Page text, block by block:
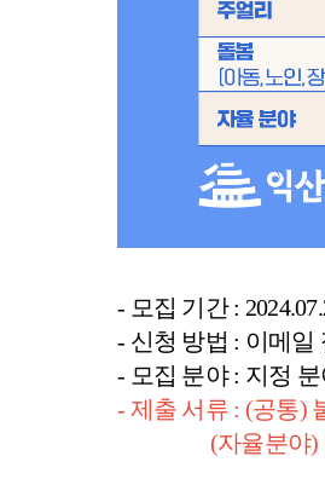
- 모집 기간 :
- 신청 방법 : 이메일
- 모집 분야 : 지정
- 제출 서류 : (공통)
(자율분야) 붙임